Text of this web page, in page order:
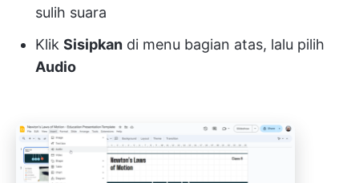
sulih suara
Klik Sisipkan di menu bagian atas, lalu pilih
Audio